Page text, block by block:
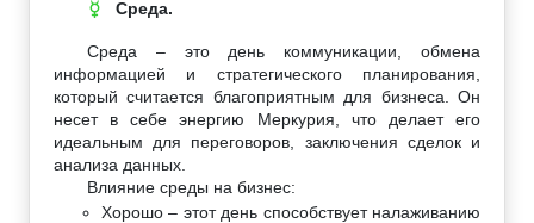
☿ Среда.
Среда – это день коммуникации, обмена
информацией и стратегического планирования,
который считается благоприятным для бизнеса. Он
несет в себе энергию Меркурия, что делает его
идеальным для переговоров, заключения сделок и
анализа данных.
Влияние среды на бизнес:
Хорошо – этот день способствует налаживанию